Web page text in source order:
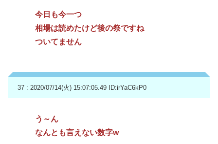
今日も今一つ
相場は読めたけど後の祭ですね
ついてません
37 : 2020/07/14(火) 15:07:05.49 ID:irYaC6kP0
う～ん
なんとも言えない数字w